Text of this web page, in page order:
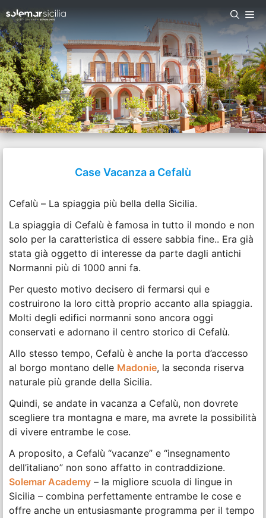
Case Vacanza a Cefalù
Cefalù – La spiaggia più bella della Sicilia.
La spiaggia di Cefalù è famosa in tutto il mondo e non
solo per la caratteristica di essere sabbia fine.. Era già
stata già oggetto di interesse da parte dagli antichi
Normanni più di 1000 anni fa.
Per questo motivo decisero di fermarsi qui e
costruirono la loro città proprio accanto alla spiaggia.
Molti degli edifici normanni sono ancora oggi
conservati e adornano il centro storico di Cefalù.
Allo stesso tempo, Cefalù è anche la porta d’accesso
al borgo montano delle Madonie, la seconda riserva
naturale più grande della Sicilia.
Quindi, se andate in vacanza a Cefalù, non dovrete
scegliere tra montagna e mare, ma avrete la possibilità
di vivere entrambe le cose.
A proposito, a Cefalù “vacanze” e “insegnamento
dell’italiano” non sono affatto in contraddizione.
Solemar Academy – la migliore scuola di lingue in
Sicilia – combina perfettamente entrambe le cose e
offre anche un entusiasmante programma per il tempo